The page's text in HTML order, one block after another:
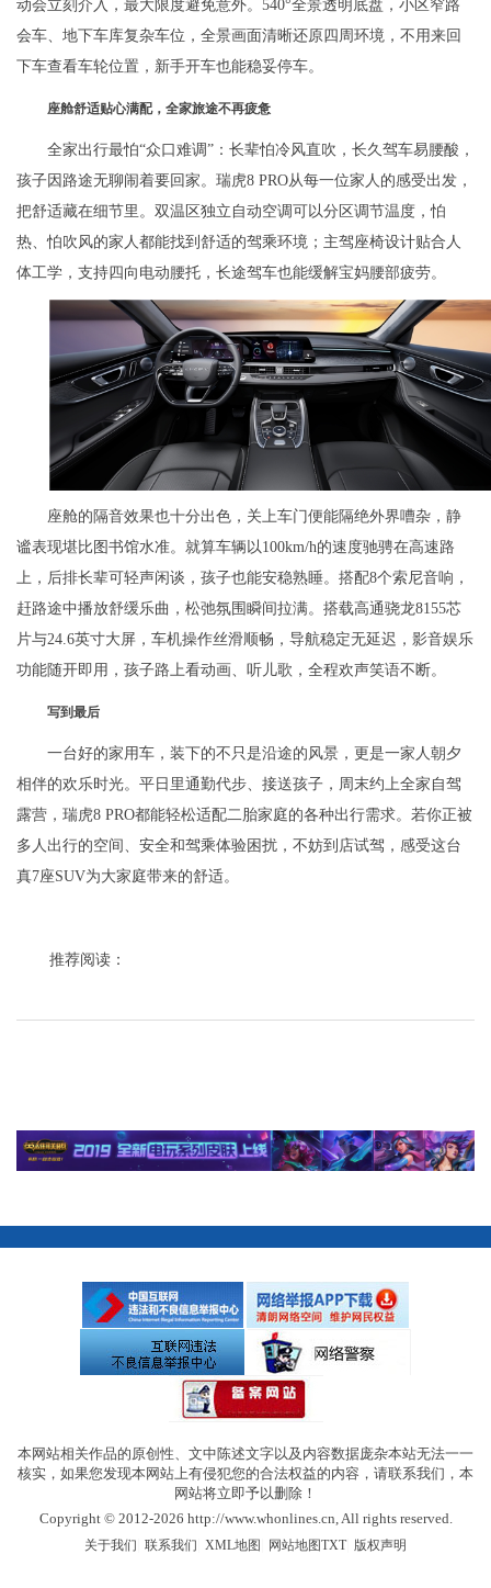
动会立刻介入，最大限度避免意外。540°全景透明底盘，小区窄路
会车、地下车库复杂车位，全景画面清晰还原四周环境，不用来回
下车查看车轮位置，新手开车也能稳妥停车。
座舱舒适贴心满配，全家旅途不再疲惫
全家出行最怕“众口难调”：长辈怕冷风直吹，长久驾车易腰酸，
孩子因路途无聊闹着要回家。瑞虎8 PRO从每一位家人的感受出发，
把舒适藏在细节里。双温区独立自动空调可以分区调节温度，怕
热、怕吹风的家人都能找到舒适的驾乘环境；主驾座椅设计贴合人
体工学，支持四向电动腰托，长途驾车也能缓解宝妈腰部疲劳。
座舱的隔音效果也十分出色，关上车门便能隔绝外界嘈杂，静
谧表现堪比图书馆水准。就算车辆以100km/h的速度驰骋在高速路
上，后排长辈可轻声闲谈，孩子也能安稳熟睡。搭配8个索尼音响，
赶路途中播放舒缓乐曲，松弛氛围瞬间拉满。搭载高通骁龙8155芯
片与24.6英寸大屏，车机操作丝滑顺畅，导航稳定无延迟，影音娱乐
功能随开即用，孩子路上看动画、听儿歌，全程欢声笑语不断。
写到最后
一台好的家用车，装下的不只是沿途的风景，更是一家人朝夕
相伴的欢乐时光。平日里通勤代步、接送孩子，周末约上全家自驾
露营，瑞虎8 PRO都能轻松适配二胎家庭的各种出行需求。若你正被
多人出行的空间、安全和驾乘体验困扰，不妨到店试驾，感受这台
真7座SUV为大家庭带来的舒适。
推荐阅读：
本网站相关作品的原创性、文中陈述文字以及内容数据庞杂本站无法一一
核实，如果您发现本网站上有侵犯您的合法权益的内容，请联系我们，本
网站将立即予以删除！
Copyright © 2012-2026 http://www.whonlines.cn, All rights reserved.
关于我们 联系我们 XML地图 网站地图TXT| 版权声明